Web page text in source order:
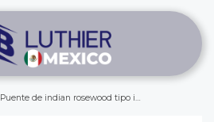
Puente de indian rosewood tipo ibanez. mod: 1